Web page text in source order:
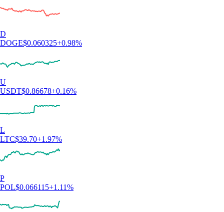
D
DOGE$0.060325+0.98%
U
USDT$0.86678+0.16%
L
LTC$39.70+1.97%
P
POL$0.066115+1.11%